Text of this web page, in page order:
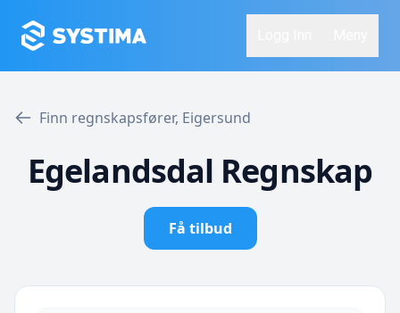
Finn regnskapsfører, Eigersund
Egelandsdal Regnskap
Få tilbud